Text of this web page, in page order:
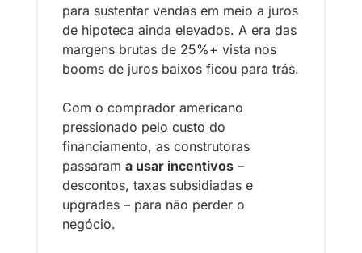
para sustentar vendas em meio a juros
de hipoteca ainda elevados. A era das
margens brutas de 25%+ vista nos
booms de juros baixos ficou para trás.
Com o comprador americano
pressionado pelo custo do
financiamento, as construtoras
passaram a usar incentivos –
descontos, taxas subsidiadas e
upgrades – para não perder o
negócio.